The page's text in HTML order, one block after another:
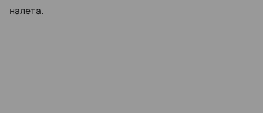
налета.